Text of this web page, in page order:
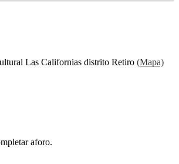
Las Californias distrito Retiro (Mapa)
aforo.